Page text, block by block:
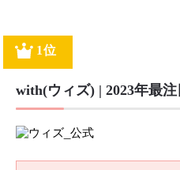
1位
with(ウィズ) | 2023年最